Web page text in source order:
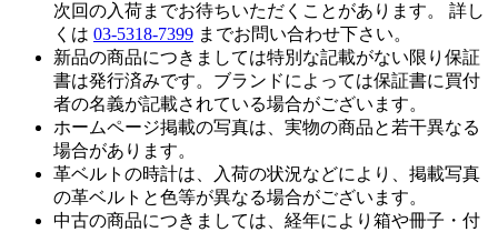
次回の入荷までお待ちいただくことがあります。 詳し
くは 03-5318-7399 までお問い合わせ下さい。
新品の商品につきましては特別な記載がない限り保証
書は発行済みです。ブランドによっては保証書に買付
者の名義が記載されている場合がございます。
ホームページ掲載の写真は、実物の商品と若干異なる
場合があります。
革ベルトの時計は、入荷の状況などにより、掲載写真
の革ベルトと色等が異なる場合がございます。
中古の商品につきましては、経年により箱や冊子・付